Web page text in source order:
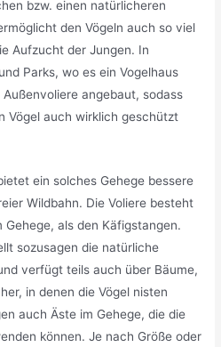
bzw. einen natürlicheren
den Vögeln auch so viel
Aufzucht der Jungen. In
Parks, wo es ein Vogelhaus
angebaut, sodass
Vögel auch wirklich geschützt
ein solches Gehege bessere
Wildbahn. Die Voliere besteht
als den Käfigstangen.
sozusagen die natürliche
verfügt teils auch über Bäume,
in denen die Vögel nisten
auch Äste im Gehege, die die
können. Je nach Größe oder